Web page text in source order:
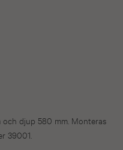
djup 580 mm. Monteras
39001.